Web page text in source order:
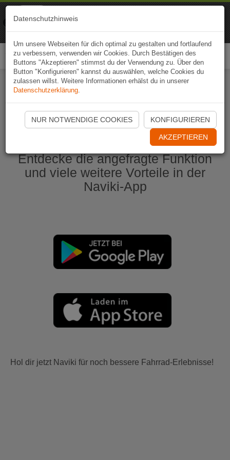
Naviki App jetzt öffnen
Entdecke die angefragte Funktion
und viele weitere Vorteile in der
Naviki-App
Hol dir jetzt Naviki für noch bessere Fahrrad-Erlebnisse!
Datenschutzhinweis
Um unsere Webseiten für dich optimal zu gestalten und fortlaufend
zu verbessern, verwenden wir Cookies. Durch Bestätigen des
Buttons "Akzeptieren" stimmst du der Verwendung zu. Über den
Button "Konfigurieren" kannst du auswählen, welche Cookies du
zulassen willst. Weitere Informationen erhälst du in unserer
Datenschutzerklärung.
NUR NOTWENDIGE COOKIES KONFIGURIEREN
AKZEPTIEREN
Naviki